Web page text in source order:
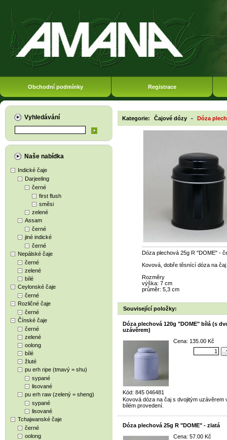
Obchodní podmínky Registrace
Vyhledávání
Naše nabídka
Indické čaje
Darjeeling
černé
first flush
směsi
zelené
Assam
černé
jiné indické
černé
Nepálské čaje
černé
zelené
bílé
Ceylonské čaje
černé
Rozličné čaje
černé
Čínské čaje
černé
zelené
oolong
bílé
žluté
pu erh ripe (tmavý = shu)
sypané
lisované
pu erh raw (zelený = sheng)
sypané
lisované
Tchajwanské čaje
černé
oolong
Kategorie: Čajové dózy - Dóza
Dóza plechová 25g R "DOME" -
Kovová, dobře těsnící dóza na
Rozměry
výška: 7 cm
průměr: 5,3 cm
Související položky:
Dóza plechová 120g "DOME" bílá (s
uzávěrem)
Kód: 845 046481
Cena: 135.00 Kč
Kovová dóza na čaj s dvojitým uzávěrem
bílém provedení.
Dóza plechová 25g R "DOME" - zlatá
Cena: 57.00 Kč